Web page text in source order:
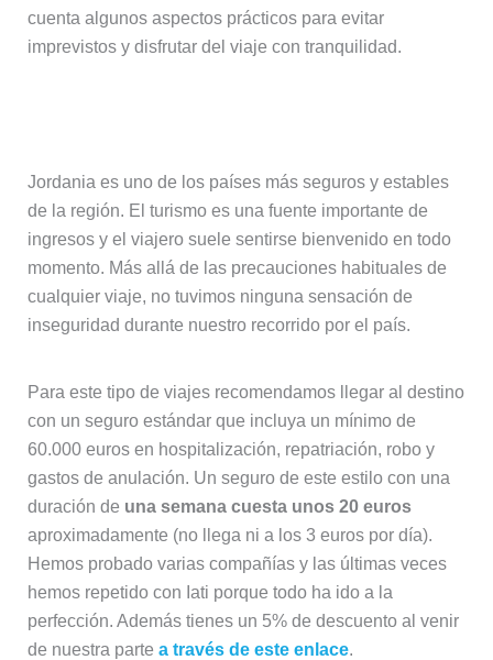
cuenta algunos aspectos prácticos para evitar
imprevistos y disfrutar del viaje con tranquilidad.
Jordania es uno de los países más seguros y estables
de la región. El turismo es una fuente importante de
ingresos y el viajero suele sentirse bienvenido en todo
momento. Más allá de las precauciones habituales de
cualquier viaje, no tuvimos ninguna sensación de
inseguridad durante nuestro recorrido por el país.
Para este tipo de viajes recomendamos llegar al destino
con un seguro estándar que incluya un mínimo de
60.000 euros en hospitalización, repatriación, robo y
gastos de anulación. Un seguro de este estilo con una
duración de una semana cuesta unos 20 euros
aproximadamente (no llega ni a los 3 euros por día).
Hemos probado varias compañías y las últimas veces
hemos repetido con Iati porque todo ha ido a la
perfección. Además tienes un 5% de descuento al venir
de nuestra parte a través de este enlace.